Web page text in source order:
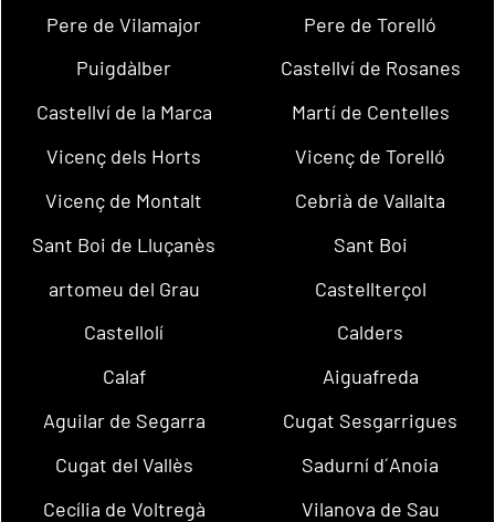
Pere de Vilamajor
Pere de Torelló
Puigdàlber
Castellví de Rosanes
Castellví de la Marca
Martí de Centelles
Vicenç dels Horts
Vicenç de Torelló
Vicenç de Montalt
Cebrià de Vallalta
Sant Boi de Lluçanès
Sant Boi
artomeu del Grau
Castellterçol
Castellolí
Calders
Calaf
Aiguafreda
Aguilar de Segarra
Cugat Sesgarrigues
Cugat del Vallès
Sadurní d´Anoia
Cecília de Voltregà
Vilanova de Sau